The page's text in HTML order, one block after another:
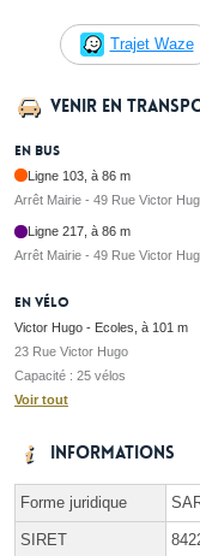
Trajet Waze
Venir en
En bus
Ligne 103, à 86 m
Arrêt Mairie - 49 Rue Victor
Ligne 217, à 86 m
Arrêt Mairie - 49 Rue Victor
En vélo
Victor Hugo - Ecoles, à 101 m
23 Rue Victor Hugo
Capacité : 25 vélos
Voir tout
Informations
Forme juridique
SIRET